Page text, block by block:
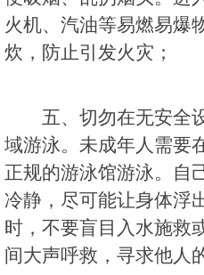
火机、汽油等易燃易爆
炊，防止引发火灾；
五、切勿在无安全
域游泳。未成年人需要
正规的游泳馆游泳。自
冷静，尽可能让身体浮
时，不要盲目入水施救
间大声呼救，寻求他人